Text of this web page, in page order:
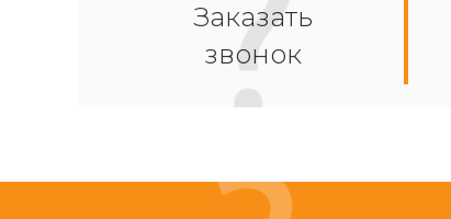
Заказать
звонок